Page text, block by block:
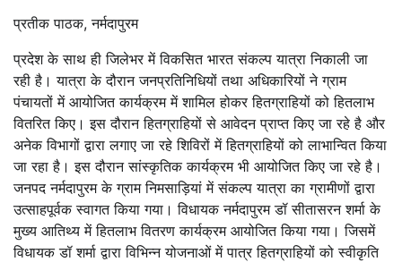
प्रतीक पाठक, नर्मदापुरम
प्रदेश के साथ ही जिलेभर में विकसित भारत संकल्प यात्रा निकाली जा
रही है। यात्रा के दौरान जनप्रतिनिधियों तथा अधिकारियों ने ग्राम
पंचायतों में आयोजित कार्यक्रम में शामिल होकर हितग्राहियों को हितलाभ
वितरित किए। इस दौरान हितग्राहियों से आवेदन प्राप्त किए जा रहे है और
अनेक विभागों द्वारा लगाए जा रहे शिविरों में हितग्राहियों को लाभान्वित किया
जा रहा है। इस दौरान सांस्कृतिक कार्यक्रम भी आयोजित किए जा रहे है।
जनपद नर्मदापुरम के ग्राम निमसाड़ियां में संकल्प यात्रा का ग्रामीणों द्वारा
उत्साहपूर्वक स्वागत किया गया। विधायक नर्मदापुरम डॉ सीतासरन शर्मा के
मुख्य आतिथ्य में हितलाभ वितरण कार्यक्रम आयोजित किया गया। जिसमें
विधायक डॉ शर्मा द्वारा विभिन्न योजनाओं में पात्र हितग्राहियों को स्वीकृति